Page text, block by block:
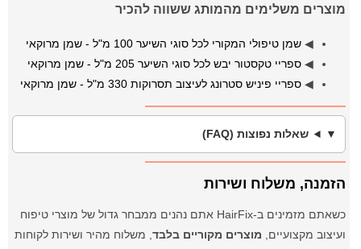
מוצרים משלימים מהמותג ששווה להכיר
◀שמן טיפולי המקורי לכל סוגי השיער 100 מ"ל - שמן מרוקאי
◀ספריי טקסטור יבש לכל סוגי השיער 205 מ"ל - שמן מרוקאי
◀ספריי פיניש סטרונג לעיצוב תסרוקות 330 מ"ל - שמן מרוקאי
שאלות נפוצות (FAQ)
הזמנה, משלוח ושירות
כשאתם מזמינים ב-HairFix אתם נהנים ממבחר גדול של מוצרי טיפוח
ועיצוב מקצועיים, מוצרים מקוריים בלבד , משלוח מהיר ושירות לקוחות